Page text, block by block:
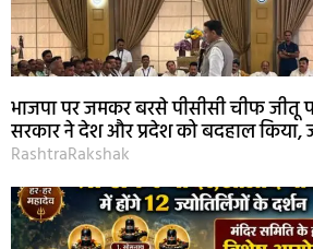
भाजपा पर जमकर बरसे पीसीसी चीफ जीतू
सरकार ने देश और प्रदेश को बदहाल किया,
RashtraRakshak